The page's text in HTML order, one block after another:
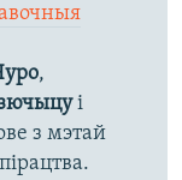
,
і
з мэтай